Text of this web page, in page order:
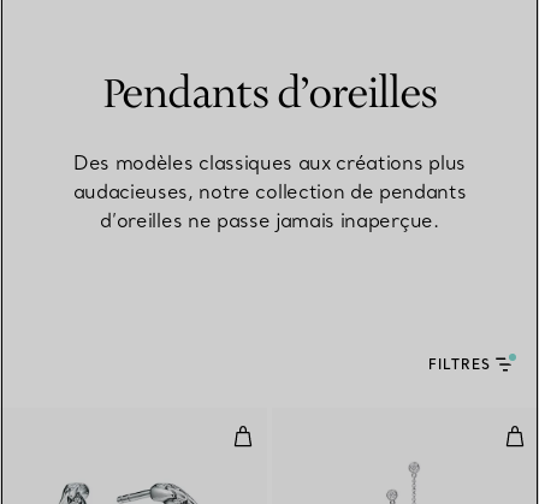
Pendants d’oreilles
Des modèles classiques aux créations plus
audacieuses, notre collection de pendants
d’oreilles ne passe jamais inaperçue.
FILTRES
Boucles d’oreilles créoles